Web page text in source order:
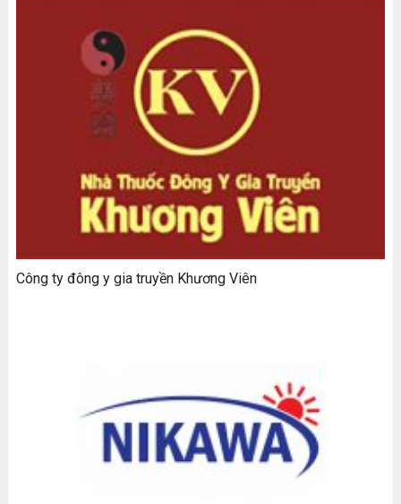
Công ty đông y gia truyền Khương Viên